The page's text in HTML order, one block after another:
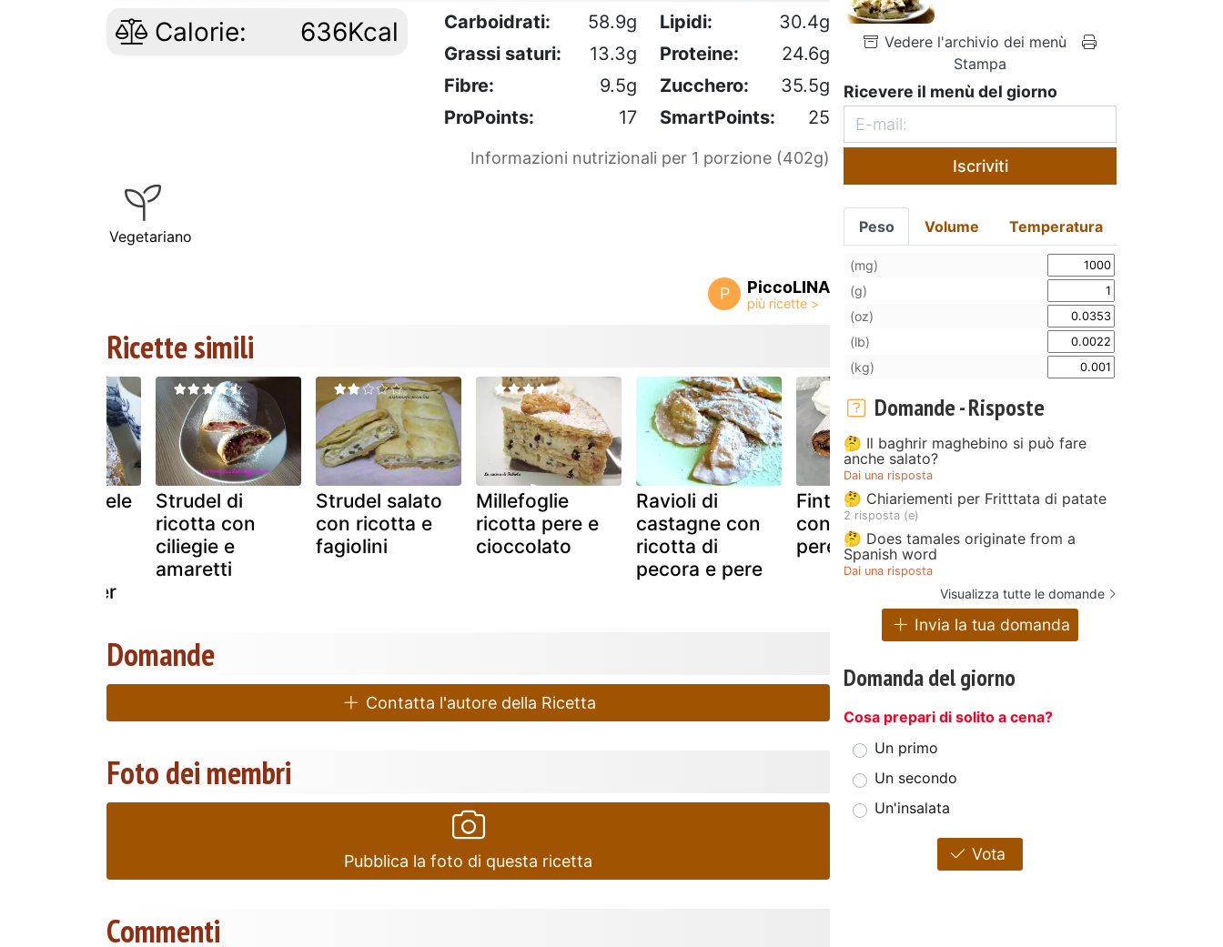
Calorie: 636Kcal Carboidrati: 58.9g Lipidi:
30.4g
Grassi saturi:
13.3g Proteine:
24.6g
Fibre:
9.5g Zucchero:
35.5g
ProPoints:
17 SmartPoints: 25
Informazioni nutrizionali per 1 porzione (402g)
Vegetariano
P PiccoLINA
Ricette simili
di mele
Strudel di
ricotta con
ciliegie e
amaretti
Strudel salato
con ricotta e
fagiolini
Millefoglie
ricotta pere e
cioccolato
Ravioli di
castagne con
ricotta di
pecora e pere
Finto strudel
con nutella e
pere
Strudel pere
cannella di
parodi
Domande
Contatta l'autore della Ricetta
Foto dei membri
Pubblica la foto di questa ricetta
Commenti
Vedere l'archivio dei menù
Stampa
Ricevere il menù del giorno
Iscriviti
Peso Volume Temperatura
(mg)
(g)
(oz)
(lb)
(kg)
Domande - Risposte
🤔 Il baghrir maghebino si può fare
anche salato?
Dai una risposta
🤔 Chiariementi per Fritttata di patate
2 risposta (e)
🤔 Does tamales originate from a
Spanish word
Dai una risposta
Visualizza tutte le domande
Invia la tua domanda
Domanda del giorno
Cosa prepari di solito a cena?
Un primo
Un secondo
Un'insalata
Vota